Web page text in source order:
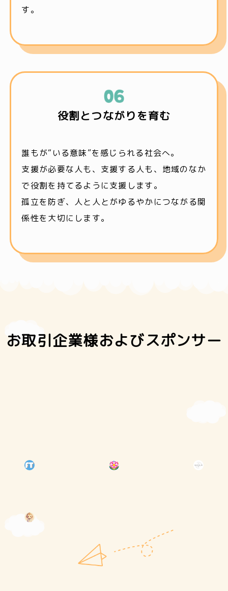
す。
役割とつながりを育む
誰もが“いる意味”を感じられる社会へ。
支援が必要な人も、支援する人も、地域のなか
で役割を持てるように支援します。
孤立を防ぎ、人と人とがゆるやかにつながる関
係性を大切にします。
お取引企業様およびスポンサー